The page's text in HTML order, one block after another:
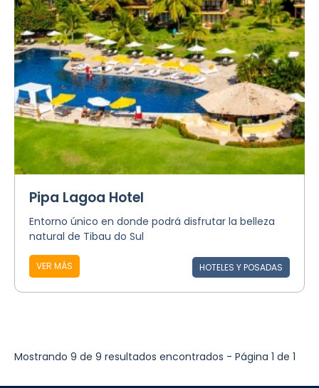
Pipa Lagoa Hotel
Entorno único en donde podrá disfrutar la belleza
natural de Tibau do Sul
VER MÁS HOTELES Y POSADAS
Mostrando 9 de 9 resultados encontrados - Página 1 de 1